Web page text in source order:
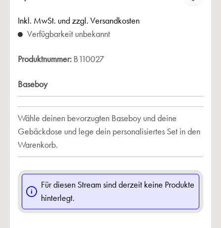
Inkl. MwSt. und zzgl. Versandkosten
Verfügbarkeit unbekannt
Produktnummer: B110027
Baseboy
Wähle deinen bevorzugten Baseboy und deine
Gebäckdose und lege dein personalisiertes Set in den
Warenkorb.
Für diesen Stream sind derzeit keine Produkte
hinterlegt.